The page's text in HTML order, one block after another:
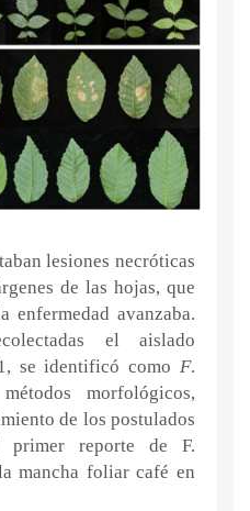
lesiones necróticas
de las hojas, que
enfermedad avanzaba.
el aislado
se identificó como F.
morfológicos,
de los postulados
reporte de F.
mancha foliar café en